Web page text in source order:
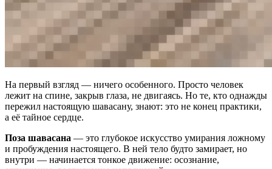
На первый взгляд — ничего особенного. Просто человек
лежит на спине, закрыв глаза, не двигаясь. Но те, кто однажды
пережил настоящую шавасану, знают: это не конец практики,
а её тайное сердце.
Поза шавасана — это глубокое искусство умирания ложному
и пробуждения настоящего. В ней тело будто замирает, но
внутри — начинается тонкое движение: осознание,